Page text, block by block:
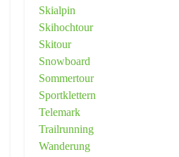
Skialpin
Skihochtour
Skitour
Snowboard
Sommertour
Sportklettern
Telemark
Trailrunning
Wanderung